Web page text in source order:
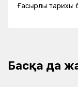
Ғасырлық
Басқа да